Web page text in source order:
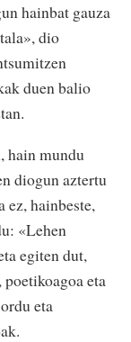
hainbat gauza
dio
duen balio
hain mundu
diogun aztertu
ez, hainbeste,
«Lehen
egiten dut,
eta
eta